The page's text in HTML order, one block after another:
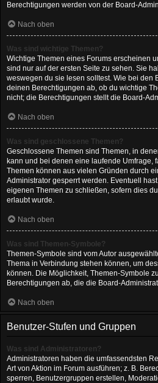
Berechtigungen werden von der Board-
Nach oben
Was sind wichtige Themen?
Wichtige Themen eines Forums erscheinen
sind nur auf der ersten Seite zu sehen. Sie
weswegen du sie lesen solltest. Wie bei den
deinen Berechtigungen ab, ob du wichtige
nicht; die Berechtigungen stellt die Board-
Nach oben
Was sind geschlossene Themen?
Geschlossene Themen sind Themen, in
kann und bei denen eine laufende Umfrage,
Themen können aus vielen Gründen durch
Administrator gesperrt werden. Eventuell
eigenen Themen zu schließen, sofern dies
erlaubt wurde.
Nach oben
Was sind Themen-Symbole?
Themen-Symbole sind vom Autor
Thema in Verbindung stehen können, um
können. Die Möglichkeit, Themen-Symbole
Berechtigungen ab, die die Board-
Nach oben
Benutzer-Stufen und Gruppen
Was sind Administratoren?
Administratoren haben die umfassendsten
Art von Aktion im Forum ausführen; z. B.
sperren, Benutzergruppen erstellen,